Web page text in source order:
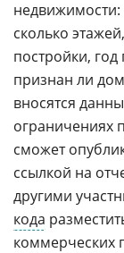
недвижимости:
сколько
постройки,
признан ли
вносятся
ограничениях
сможет
ссылкой на
другими
кода
коммерческих